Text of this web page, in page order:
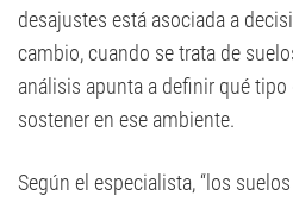
desajustes está asociada a
cambio, cuando se trata de
análisis apunta a definir qué
sostener en ese ambiente.
Según el especialista, “los